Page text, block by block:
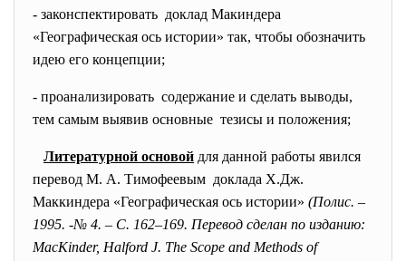
- законспектировать доклад Макиндера
«Географическая ось истории» так, чтобы обозначить
идею его концепции;
- проанализировать содержание и сделать выводы,
тем самым выявив основные тезисы и положения;
Литературной основой для данной работы явился
перевод М. А. Тимофеевым доклада Х.Дж.
Маккиндера «Географическая ось истории» (Полис. –
1995. -№ 4. – С. 162–169. Перевод сделан по изданию:
MacKinder, Halford J. The Scope and Methods of